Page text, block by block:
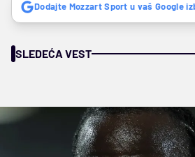
Dodajte Mozzart Sport u vaš Google
SLEDEĆA VEST